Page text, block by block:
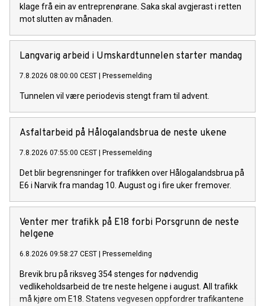
klage frå ein av entreprenørane. Saka skal avgjerast i retten
mot slutten av månaden.
Langvarig arbeid i Umskardtunnelen starter mandag
7.8.2026 08:00:00 CEST Pressemelding
Tunnelen vil være periodevis stengt fram til advent.
Asfaltarbeid på Hålogalandsbrua de neste ukene
7.8.2026 07:55:00 CEST Pressemelding
Det blir begrensninger for trafikken over Hålogalandsbrua på
E6 i Narvik fra mandag 10. August og i fire uker fremover.
Venter mer trafikk på E18 forbi Porsgrunn de neste
helgene
6.8.2026 09:58:27 CEST Pressemelding
Brevik bru på riksveg 354 stenges for nødvendig
vedlikeholdsarbeid de tre neste helgene i august. All trafikk
må kjøre om E18. Statens vegvesen oppfordrer trafikantene